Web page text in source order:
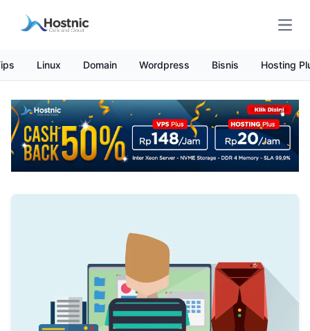
Linux Domain Wordpress Bisnis Hosting